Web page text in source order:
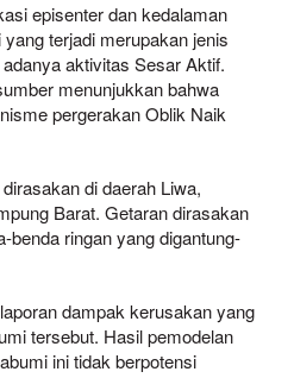
episenter dan kedalaman
terjadi merupakan jenis
aktivitas Sesar Aktif.
menunjukkan bahwa
pergerakan Oblik Naik
di daerah Liwa,
Barat. Getaran dirasakan
benda ringan yang digantung-
dampak kerusakan yang
tersebut. Hasil pemodelan
ini tidak berpotensi